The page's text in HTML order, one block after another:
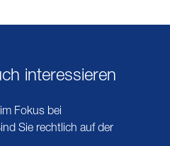
interessieren
Fokus bei
Sie rechtlich auf der